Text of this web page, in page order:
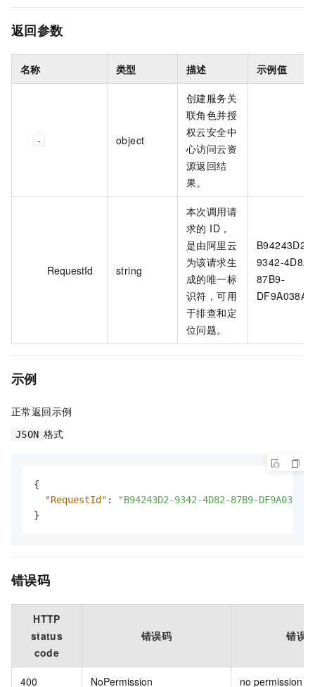
返回参数
名称 类型 描述 示例值
object
创建服务关
联角色并授
权云安全中
心访问云资
源返回结
果。
RequestId string
本次调用请
求的 ID，
是由阿里云
为该请求生
成的唯一标
识符，可用
于排查和定
位问题。
B94243D2-
9342-4D82-
87B9-
示例
正常返回示例
JSON 格式
{
"RequestId" :
"B94243D2-9342-4D82-87B9-
}
错误码
HTTP
status
code
错误码 错误
400 NoPermission no permission